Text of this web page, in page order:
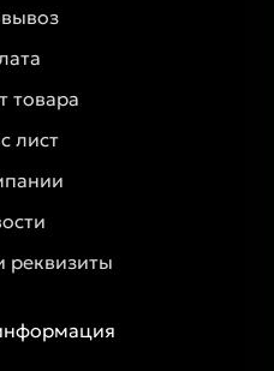
товара
лист
реквизиты